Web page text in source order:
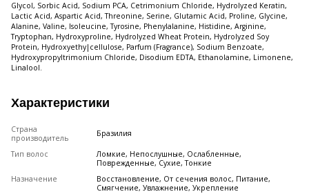
Glycol, Sorbic Acid, Sodium PCA, Cetrimonium Chloride, Hydrolyzed Keratin,
Lactic Acid, Aspartic Acid, Threonine, Serine, Glutamic Acid, Proline, Glycine,
Alanine, Valine, Isoleucine, Tyrosine, Phenylalanine, Histidine, Arginine,
Tryptophan, Hydroxyproline, Hydrolyzed Wheat Protein, Hydrolyzed Soy
Protein, Hydroxyethy|cellulose, Parfum (Fragrance), Sodium Benzoate,
Hydroxypropyltrimonium Chloride, Disodium EDTA, Ethanolamine, Limonene,
Linalool.
Характеристики
Страна
производитель
Бразилия
Тип волос
Ломкие, Непослушные, Ослабленные,
Поврежденные, Сухие, Тонкие
Назначение
Восстановление, От сечения волос, Питание,
Смягчение, Увлажнение, Укрепление